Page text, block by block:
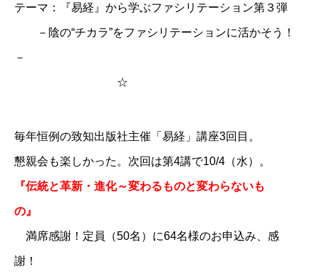
テーマ：『易経』から学ぶファシリテーション第３弾
－陰の“チカラ”をファシリテーションに活かそう！
－
☆
毎年恒例の致知出版社主催「易経」講座3回目。
懇親会も楽しかった。次回は第4講で10/4（水）。
『伝統と革新・進化～変わるものと変わらないも
の』
満席感謝！定員（50名）に64名様のお申込み、感
謝！